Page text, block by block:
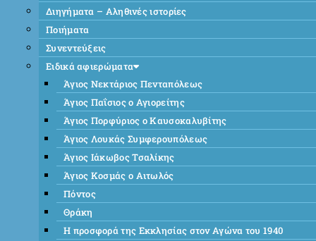
Διηγήματα – Αληθινές ιστορίες
Ποιήματα
Συνεντεύξεις
Ειδικά αφιερώματα
Άγιος Νεκτάριος Πενταπόλεως
Άγιος Παΐσιος ο Αγιορείτης
Άγιος Πορφύριος ο Καυσοκαλυβίτης
Άγιος Λουκάς Συμφερουπόλεως
Άγιος Ιάκωβος Τσαλίκης
Άγιος Κοσμάς ο Αιτωλός
Πόντος
Θράκη
Η προσφορά της Εκκλησίας στον Αγώνα του 1940